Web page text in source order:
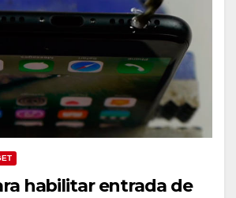
habilitar entrada de